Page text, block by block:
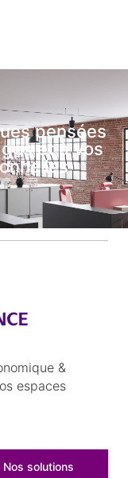
pensées
et à vos
&
espaces
solutions